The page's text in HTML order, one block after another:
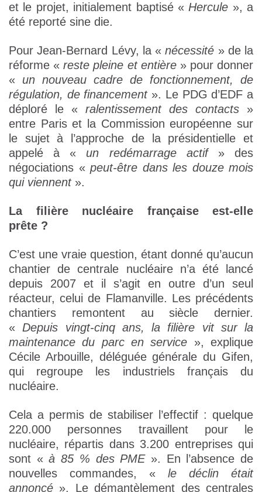
et le projet, initialement baptisé « Hercule », a
été reporté sine die.
Pour Jean-Bernard Lévy, la «nécessité » de la
réforme «reste pleine et entière» pour donner
« un nouveau cadre de fonctionnement, de
régulation, de financement». Le PDG d’EDF a
déploré le « ralentissement des contacts »
entre Paris et la Commission européenne sur
le sujet à l’approche de la présidentielle et
appelé à « un redémarrage actif» des
négociations « peut-être dans les douze mois
qui viennent».
La filière nucléaire française est-elle
prête ?
C’est une vraie question, étant donné qu’aucun
chantier de centrale nucléaire n’a été lancé
depuis 2007 et il s’agit en outre d’un seul
réacteur, celui de Flamanville. Les précédents
chantiers remontent au siècle dernier.
« Depuis vingt-cinq ans, la filière vit sur la
maintenance du parc en service », explique
Cécile Arbouille, déléguée générale du Gifen,
qui regroupe les industriels français du
nucléaire.
Cela a permis de stabiliser l’effectif : quelque
220.000 personnes travaillent pour le
nucléaire, répartis dans 3.200 entreprises qui
sont «à 85 % des PME». En l’absence de
nouvelles commandes, « le déclin était
annoncé ». Le démantèlement des centrales